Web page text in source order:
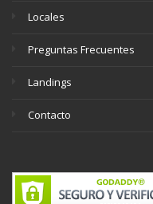
Locales
Preguntas Frecuentes
Landings
Contacto